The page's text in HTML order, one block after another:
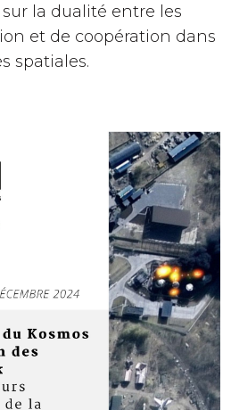
la dualité entre les
et de coopération dans
spatiales.